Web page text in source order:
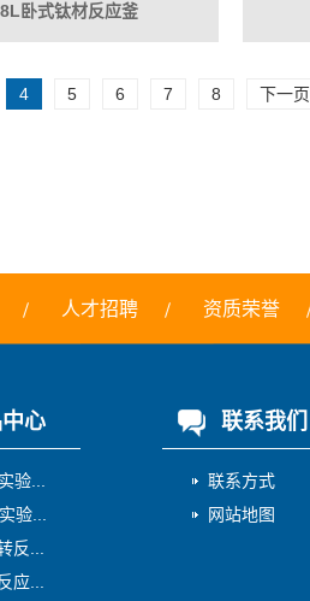
卧式钛材反应釜
4 5 6 7 8 下一页
人才招聘 资质荣誉
心
验...
验...
反...
应...
联系我们
联系方式
网站地图